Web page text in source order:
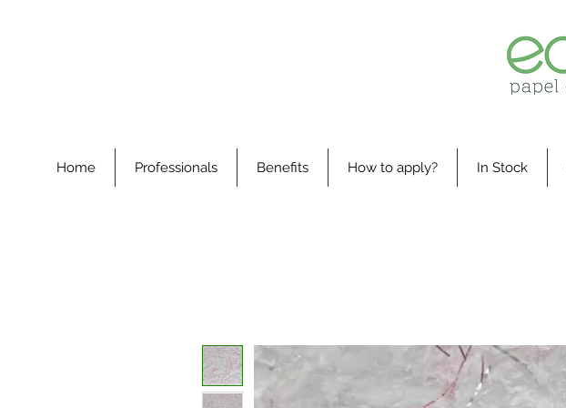
Home Professionals Benefits How to apply? In Stock